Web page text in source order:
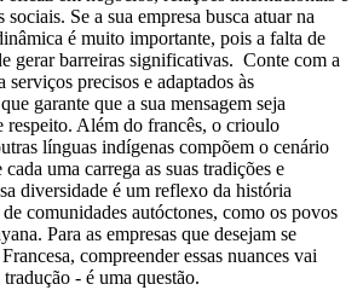
Se a sua empresa busca atuar na
é muito importante, pois a falta de
gerar barreiras significativas. Conte com a
precisos e adaptados às
garante que a sua mensagem seja
respeito. Além do francês, o crioulo
línguas indígenas compõem o cenário
uma carrega as suas tradições e
diversidade é um reflexo da história
comunidades autóctones, como os povos
Para as empresas que desejam se
compreender essas nuances vai
- é uma questão.